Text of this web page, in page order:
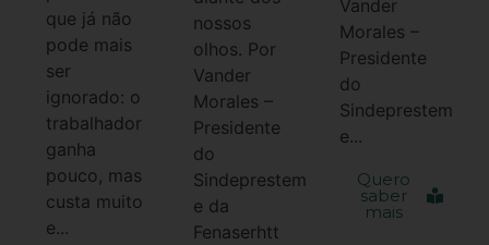
que já não
pode mais
ser
ignorado: o
trabalhador
ganha
pouco, mas
custa muito
e...
nossos
olhos. Por
Vander
Morales –
Presidente
do
Sindeprestem
e da
Fenaserhtt
Vander
Morales –
Presidente
do
Sindeprestem
e...
Quero
saber
mais